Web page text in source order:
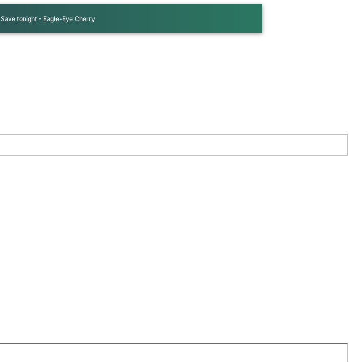
Save tonight - Eagle-Eye Cherry